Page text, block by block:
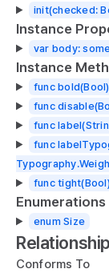
init(checked:
Instance
var body:
Instance
func
func
func
func
func
Enumerations
enum Size
Conforms To